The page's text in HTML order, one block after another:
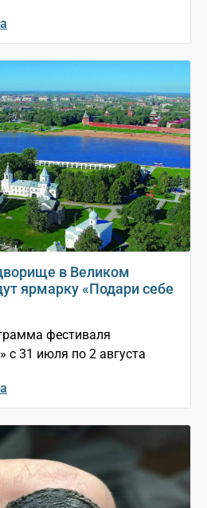
в Великом
ярмарку «Подари себе
фестиваля
с 31 июля по 2 августа